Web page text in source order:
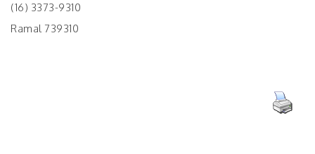
(16) 3373-9310
Ramal 739310